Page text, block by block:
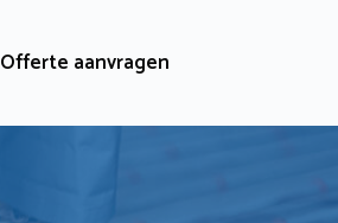
Offerte aanvragen